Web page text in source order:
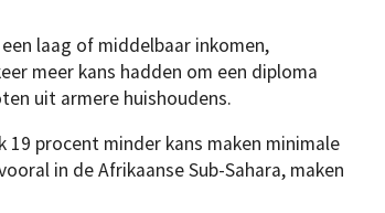
laag of middelbaar inkomen,
meer kans hadden om een diploma
uit armere huishoudens.
19 procent minder kans maken minimale
in de Afrikaanse Sub-Sahara, maken